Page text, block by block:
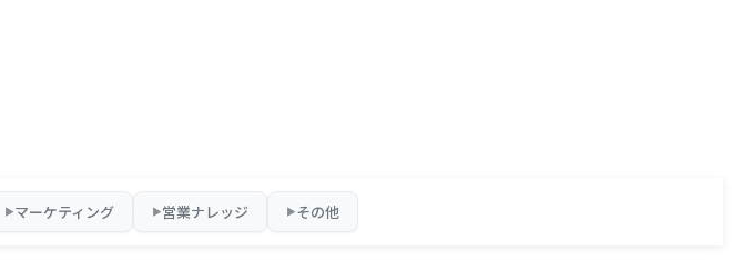
▶マーケティング ▶営業ナレッジ ▶その他